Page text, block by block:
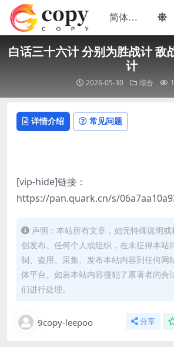
白话三十六计 分别为胜战计 敌
计
2026-05-30 综合
详情介绍 常见问题
[vip-hide]链接：
https://pan.quark.cn/s/
声明：本站所有文章，如无特殊说明
创发布。任何个人或组织，在未征得本站
制、盗用、采集、发布本站内容到任何网
体平台。如若本站内容侵犯了原著者的合
们进行处理。
9copy-leepoo 分享